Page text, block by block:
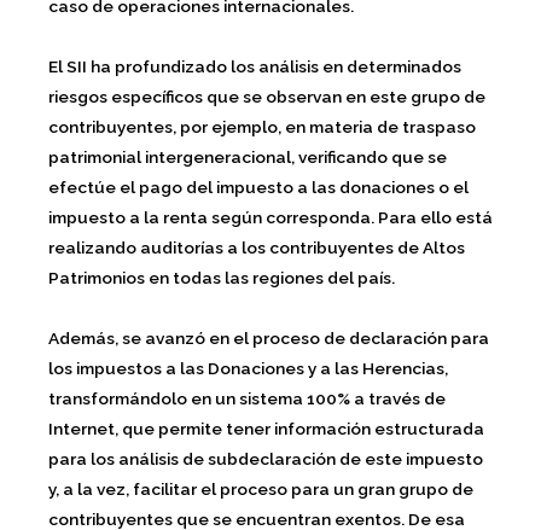
caso de operaciones internacionales.
El SII ha profundizado los análisis en determinados
riesgos específicos que se observan en este grupo de
contribuyentes, por ejemplo, en materia de traspaso
patrimonial intergeneracional, verificando que se
efectúe el pago del impuesto a las donaciones o el
impuesto a la renta según corresponda. Para ello está
realizando auditorías a los contribuyentes de Altos
Patrimonios en todas las regiones del país.
Además, se avanzó en el proceso de declaración para
los impuestos a las Donaciones y a las Herencias,
transformándolo en un sistema 100% a través de
Internet, que permite tener información estructurada
para los análisis de subdeclaración de este impuesto
y, a la vez, facilitar el proceso para un gran grupo de
contribuyentes que se encuentran exentos. De esa